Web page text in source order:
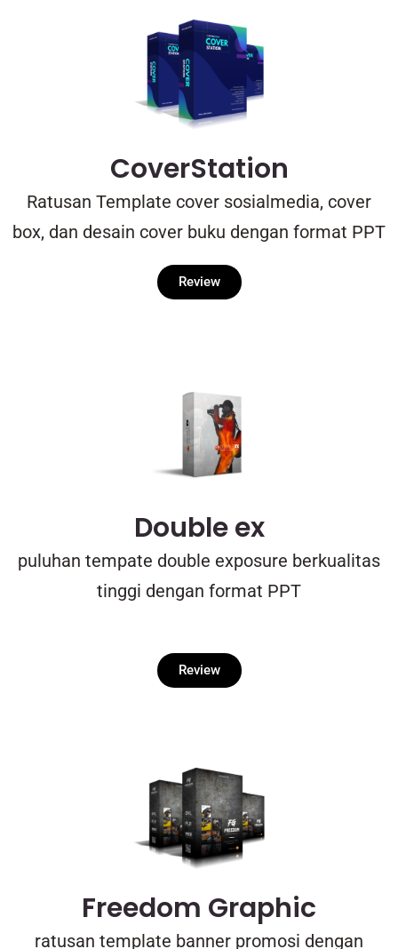
CoverStation
Ratusan Template cover sosialmedia, cover
box, dan desain cover buku dengan format PPT
Review
Double ex
puluhan tempate double exposure berkualitas
tinggi dengan format PPT
Review
Freedom Graphic
ratusan template banner promosi dengan